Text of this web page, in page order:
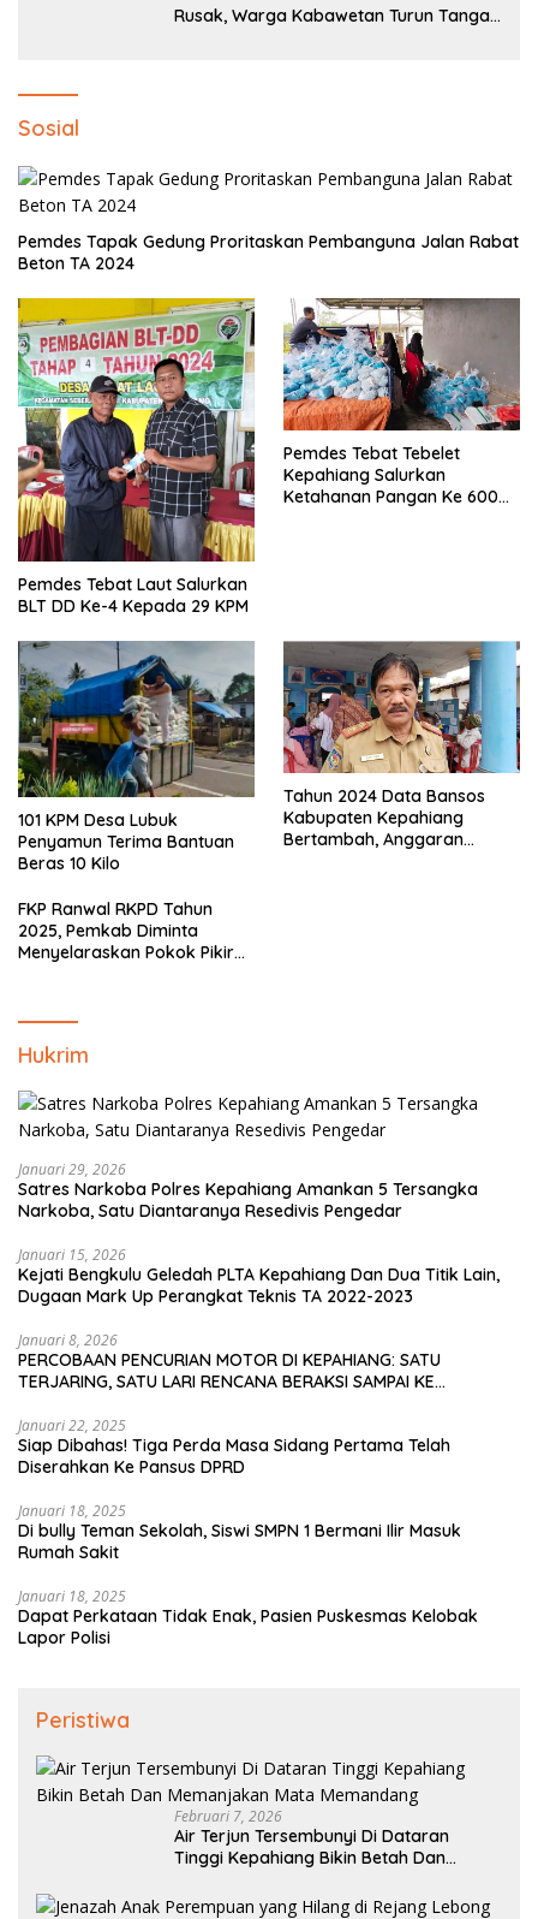
Rusak, Warga Kabawetan Turun Tangan
Sosial
Pemdes Tapak Gedung Proritaskan Pembanguna Jalan Rabat
Beton TA 2024
Pemdes Tebat Laut Salurkan
BLT DD Ke-4 Kepada 29 KPM
Pemdes Tebat Tebelet
Kepahiang Salurkan
Ketahanan Pangan Ke 600
101 KPM Desa Lubuk
Penyamun Terima Bantuan
Beras 10 Kilo
Tahun 2024 Data Bansos
Kabupaten Kepahiang
Bertambah, Anggaran
FKP Ranwal RKPD Tahun
2025, Pemkab Diminta
Menyelaraskan Pokok Pikiran
Hukrim
Januari 29, 2026
Satres Narkoba Polres Kepahiang Amankan 5 Tersangka
Narkoba, Satu Diantaranya Resedivis Pengedar
Januari 15, 2026
Kejati Bengkulu Geledah PLTA Kepahiang Dan Dua Titik Lain,
Dugaan Mark Up Perangkat Teknis TA 2022-2023
Januari 8, 2026
PERCOBAAN PENCURIAN MOTOR DI KEPAHIANG: SATU
TERJARING, SATU LARI RENCANA BERAKSI SAMPAI KE
Januari 22, 2025
Siap Dibahas! Tiga Perda Masa Sidang Pertama Telah
Diserahkan Ke Pansus DPRD
Januari 18, 2025
Di bully Teman Sekolah, Siswi SMPN 1 Bermani Ilir Masuk
Rumah Sakit
Januari 18, 2025
Dapat Perkataan Tidak Enak, Pasien Puskesmas Kelobak
Lapor Polisi
Peristiwa
Februari 7, 2026
Air Terjun Tersembunyi Di Dataran
Tinggi Kepahiang Bikin Betah Dan